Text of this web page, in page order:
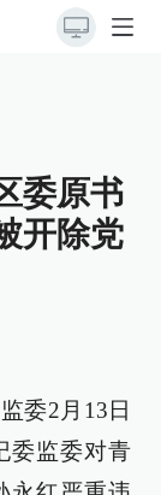
委原书
开除党
委2月13日
委监委对青